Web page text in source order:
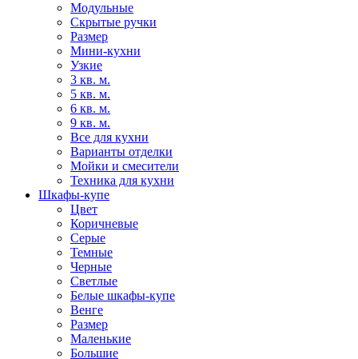
Модульные
Скрытые ручки
Размер
Мини-кухни
Узкие
3 кв. м.
5 кв. м.
6 кв. м.
9 кв. м.
Все для кухни
Варианты отделки
Мойки и смесители
Техника для кухни
Шкафы-купе
Цвет
Коричневые
Серые
Темные
Черные
Светлые
Белые шкафы-купе
Венге
Размер
Маленькие
Большие